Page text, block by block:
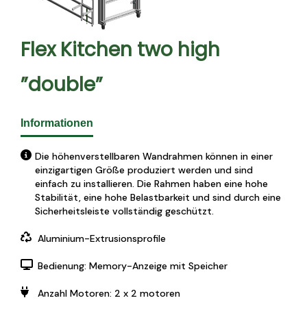
Flex Kitchen two high
”double”
Informationen
Die höhenverstellbaren Wandrahmen können in einer
einzigartigen Größe produziert werden und sind
einfach zu installieren. Die Rahmen haben eine hohe
Stabilität, eine hohe Belastbarkeit und sind durch eine
Sicherheitsleiste vollständig geschützt.
Aluminium-Extrusionsprofile
Bedienung: Memory-Anzeige mit Speicher
Anzahl Motoren: 2 x 2 motoren